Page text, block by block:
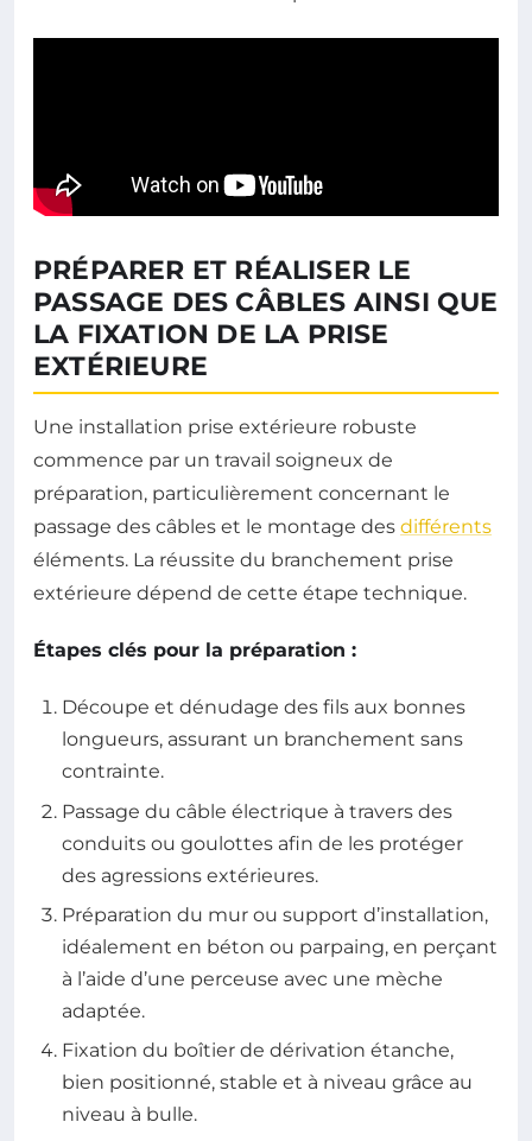
PRÉPARER ET RÉALISER LE
PASSAGE DES CÂBLES AINSI QUE
LA FIXATION DE LA PRISE
EXTÉRIEURE
Une installation prise extérieure robuste
commence par un travail soigneux de
préparation, particulièrement concernant le
passage des câbles et le montage des différents
éléments. La réussite du branchement prise
extérieure dépend de cette étape technique.
Étapes clés pour la préparation :
Découpe et dénudage des fils aux bonnes
longueurs, assurant un branchement sans
contrainte.
Passage du câble électrique à travers des
conduits ou goulottes afin de les protéger
des agressions extérieures.
Préparation du mur ou support d’installation,
idéalement en béton ou parpaing, en perçant
à l’aide d’une perceuse avec une mèche
adaptée.
Fixation du boîtier de dérivation étanche,
bien positionné, stable et à niveau grâce au
niveau à bulle.